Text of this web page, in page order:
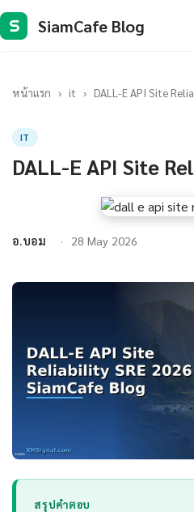
S SiamCafe Blog
หน้าแรก › it › DALL-E API Site
IT
DALL-E API Site
อ.บอม 28 May 2026
สรุปคำตอบ